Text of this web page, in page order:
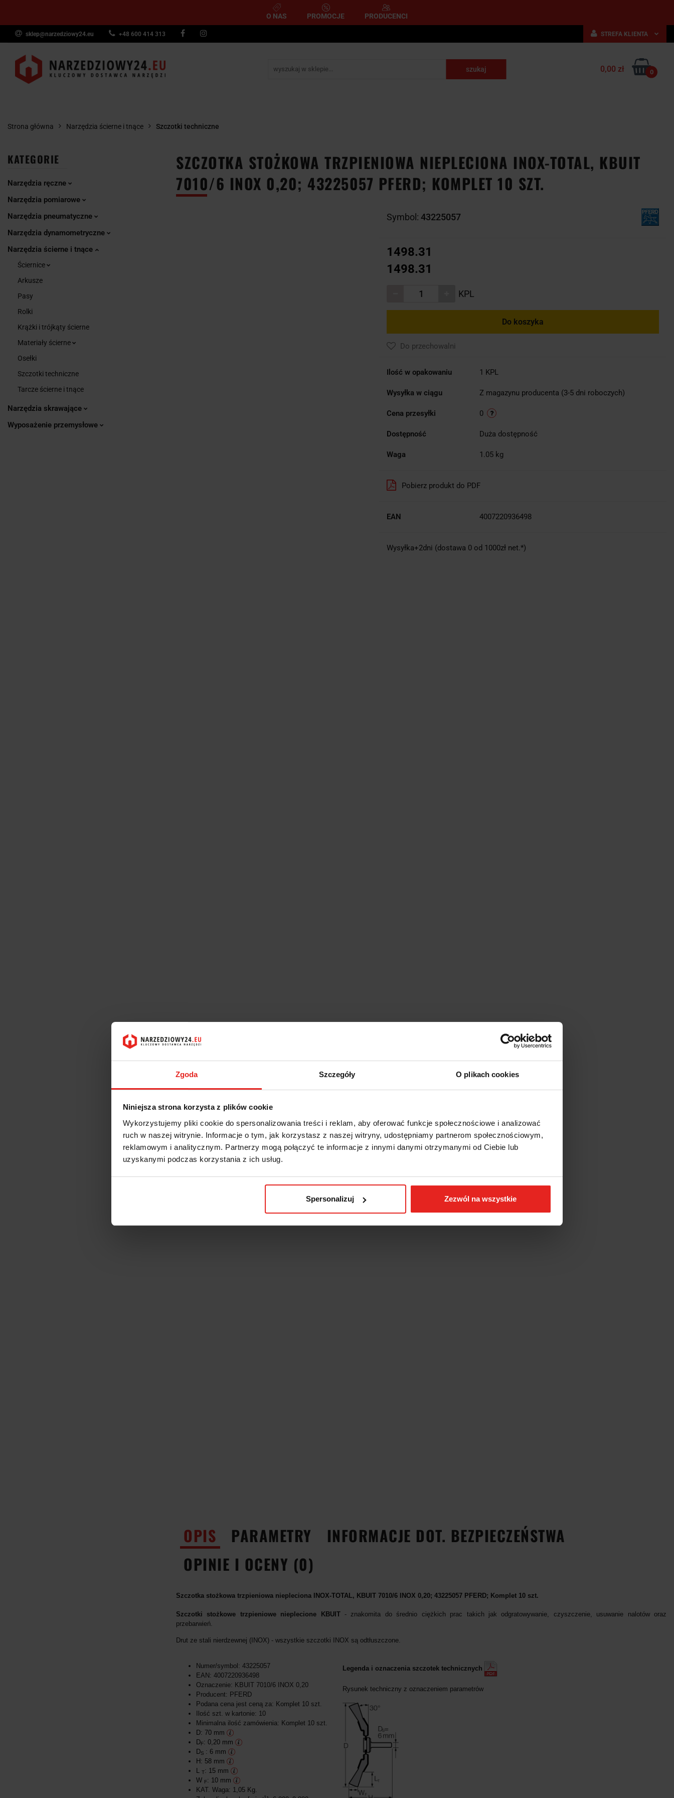
Zgoda Szczegóły O plikach cookies
Niniejsza strona korzysta z plików cookie
Wykorzystujemy pliki cookie do spersonalizowania treści i reklam, aby oferować funkcje społecznościowe i analizować
ruch w naszej witrynie. Informacje o tym, jak korzystasz z naszej witryny, udostępniamy partnerom społecznościowym,
reklamowym i analitycznym. Partnerzy mogą połączyć te informacje z innymi danymi otrzymanymi od Ciebie lub
uzyskanymi podczas korzystania z ich usług.
Spersonalizuj Zezwól na wszystkie
O NAS PROMOCJE PRODUCENCI
sklep@narzedziowy24.eu +48 600 414 313 STREFA KLIENTA
Zaloguj się
Zarejestruj się
0,00 zł 0
Narzędzia ręczne Narzędzia pomiarowe Narzędzia pneumatyczne
Narzędzia dynamometryczne Narzędzia skrawające
Strona główna Narzędzia ścierne i tnące Szczotki techniczne
KATEGORIE
Narzędzia ręczne
Narzędzia pomiarowe
Narzędzia pneumatyczne
Narzędzia dynamometryczne
Narzędzia ścierne i tnące
Ściernice
Arkusze
Pasy
Rolki
Krążki i trójkąty ścierne
Materiały ścierne
Osełki
Szczotki techniczne
Tarcze ścierne i tnące
Narzędzia skrawające
Wyposażenie przemysłowe
SZCZOTKA STOŻKOWA TRZPIENIOWA NIEPLECIONA INOX-TOTAL, KBUIT
7010/6 INOX 0,20; 43225057 PFERD; KOMPLET 10 SZT.
Symbol: 43225057
1498.31
1498.31
KPL
Do koszyka
Do przechowalni
Ilość w opakowaniu 1 KPL
Wysyłka w ciągu Z magazynu producenta (3-5 dni roboczych)
Cena przesyłki 0
Dostępność Duża dostępność
Waga 1.05 kg
Pobierz produkt do PDF
EAN 4007220936498
Wysyłka+2dni (dostawa 0 od 1000zł net.*)
OPIS PARAMETRY
INFORMACJE DOT. BEZPIECZEŃSTWA
OPINIE I OCENY (0)
Szczotka stożkowa trzpieniowa niepleciona INOX-TOTAL, KBUIT 7010/6 INOX 0,20; 43225057 PFERD; Komplet 10 szt.
Szczotki stożkowe trzpieniowe nieplecione KBUIT- znakomita do średnio ciężkich prac takich jak odgratowywanie, czyszczenie, usuwanie nalotów oraz
przebarwień.
Drut ze stali nierdzewnej (INOX) - wszystkie szczotki INOX są odtłuszczone.
Numer/symbol: 43225057
EAN: 4007220936498
Oznaczenie: KBUIT 7010/6 INOX 0,20
Producent: PFERD
Podana cena jest ceną za: Komplet 10 szt.
Ilość szt. w kartonie: 10
Minimalna ilość zamówienia: Komplet 10 szt.
D: 70 mm
DF: 0,20 mm
DS : 6 mm
H: 58 mm
L
T: 15 mm
W F: 10 mm
KAT. Waga: 1,05 Kg.
Legenda i oznaczenia szczotek technicznych
Rysunek techniczny z oznaczeniem parametrów